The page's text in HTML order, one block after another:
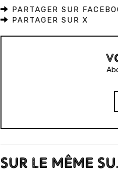
PARTAGER SUR
PARTAGER SUR X
SUR LE MÊME